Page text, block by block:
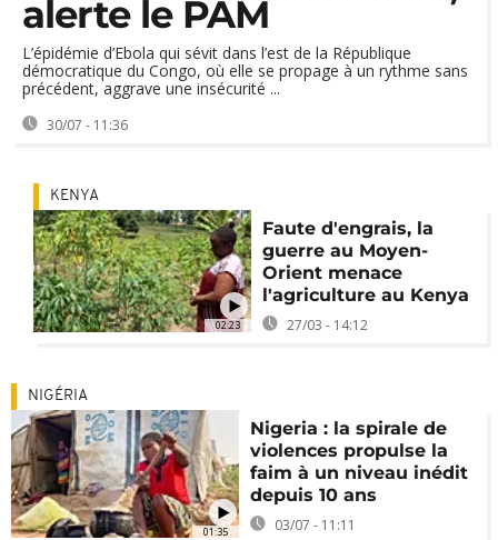
alerte le PAM
L’épidémie d’Ebola qui sévit dans l’est de la République
démocratique du Congo, où elle se propage à un rythme sans
précédent, aggrave une insécurité ...
30/07 - 11:36
02:23
KENYA
Faute d'engrais, la
guerre au Moyen-
Orient menace
l'agriculture au Kenya
27/03 - 14:12
01:35
NIGÉRIA
Nigeria : la spirale de
violences propulse la
faim à un niveau inédit
depuis 10 ans
03/07 - 11:11